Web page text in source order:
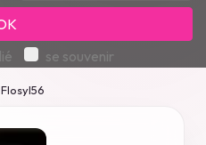
se souvenir
Flosyl56